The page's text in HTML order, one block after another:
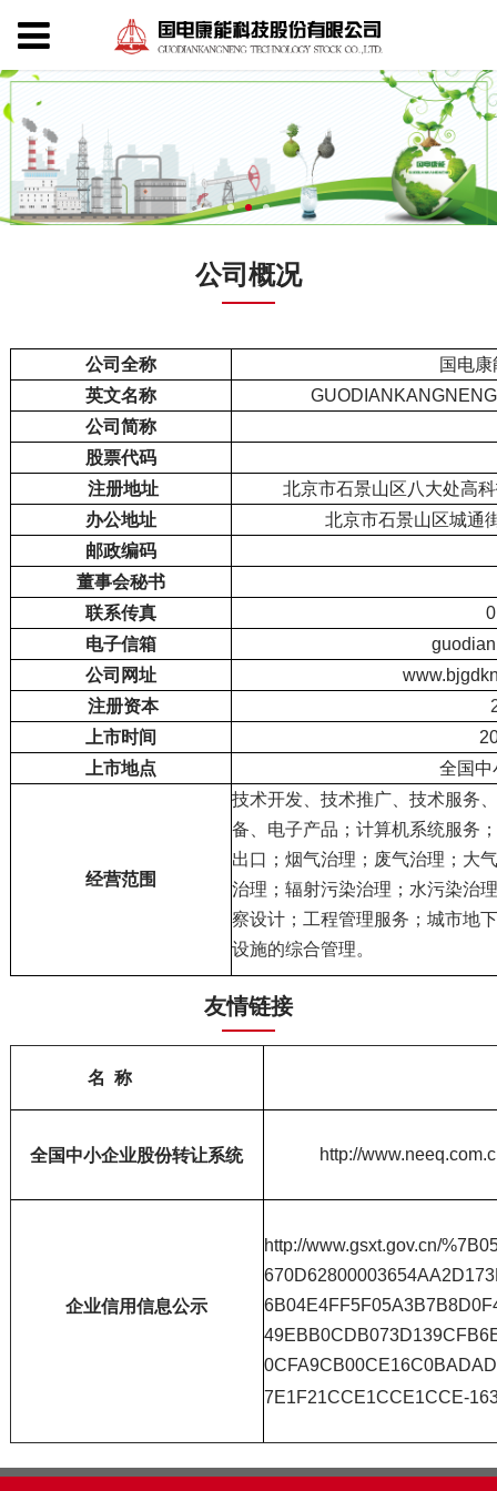
公司概况
公司全称
国电
英文名称
公司简称
股票代码
注册地址
北京市石景山区八大处高
办公地址
北京市石景山区城通
邮政编码
董事会秘书
联系传真
电子信箱
公司网址
注册资本
上市时间
上市地点
全国中
经营范围
技术开发、技术推广、技术服务
备、电子产品；计算机系统服务
出口；烟气治理；废气治理；大
治理；辐射污染治理；水污染治
察设计；工程管理服务；城市地
设施的综合管理。
友情链接
名 称
全国中小企业股份转让系统 http://
企业信用信息公示
http://www.gsxt.gov.cn/
7E1F21CCE1CCE1CCE-